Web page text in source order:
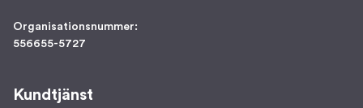
Organisationsnummer:
556655-5727
Kundtjänst